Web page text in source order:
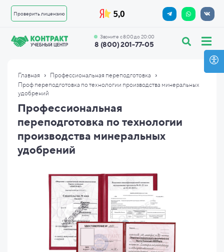
Проверить лицензию
8 (800) 201-77-05
Звоните с 8:00 до 20:00
Главная › Профессиональная переподготовка ›
Проф переподготовка по технологии производства минеральных
удобрений
Профессиональная
переподготовка по технологии
производства минеральных
удобрений